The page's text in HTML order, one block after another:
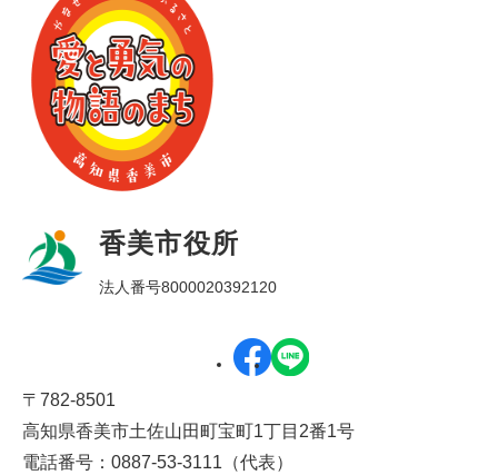
香美市役所
法人番号8000020392120
〒782-8501
高知県香美市土佐山田町宝町1丁目2番1号
電話番号：0887-53-3111（代表）